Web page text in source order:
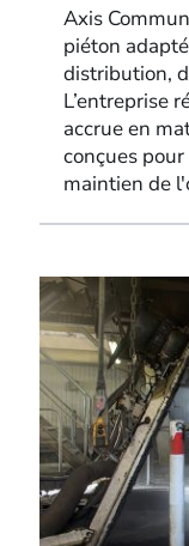
Axis
piéton
distribution,
L’entreprise
accrue en
conçues
maintien de